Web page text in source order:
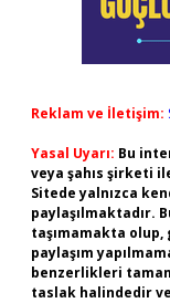
Reklam ve İletişim:
Yasal Uyarı: Bu
veya şahıs şirketi
Sitede yalnızca
paylaşılmaktadır.
taşımamakta
paylaşım
benzerlikleri
taslak halindedir